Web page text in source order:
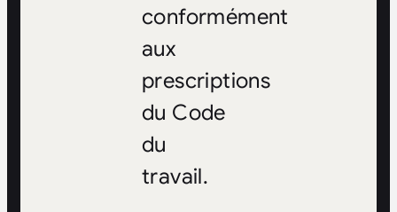
conformément
aux
prescriptions
du Code
du
travail.